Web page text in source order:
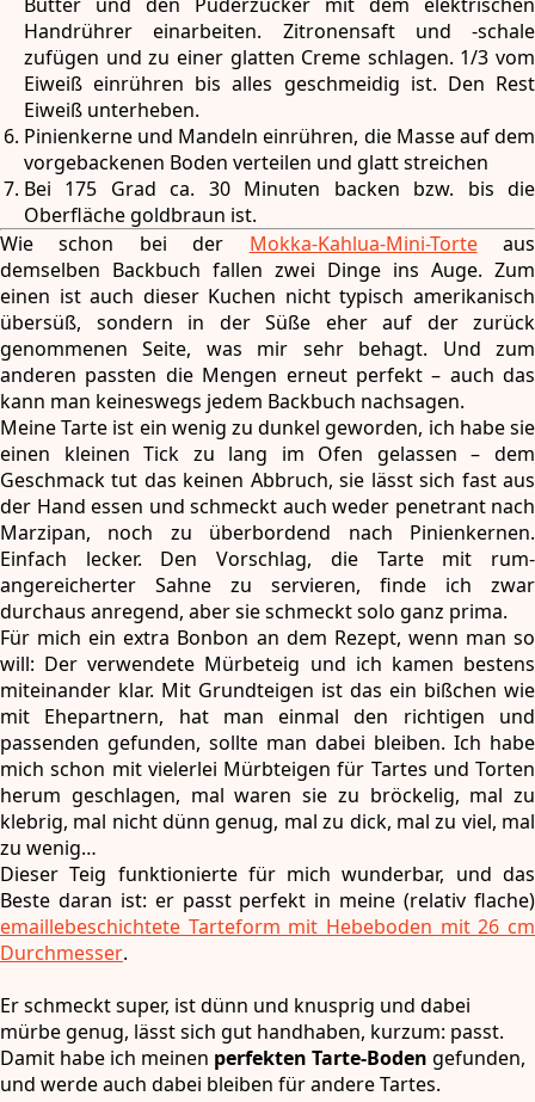
Handrührer einarbeiten. Zitronensaft und -schale
zufügen und zu einer glatten Creme schlagen. 1/3 vom
Eiweiß einrühren bis alles geschmeidig ist. Den Rest
Eiweiß unterheben.
Pinienkerne und Mandeln einrühren, die Masse auf dem
vorgebackenen Boden verteilen und glatt streichen
Bei 175 Grad ca. 30 Minuten backen bzw. bis die
Oberfläche goldbraun ist.
Wie schon bei der Mokka-Kahlua-Mini-Torteaus
demselben Backbuch fallen zwei Dinge ins Auge. Zum
einen ist auch dieser Kuchen nicht typisch amerikanisch
übersüß, sondern in der Süße eher auf der zurück
genommenen Seite, was mir sehr behagt. Und zum
anderen passten die Mengen erneut perfekt – auch das
kann man keineswegs jedem Backbuch nachsagen.
Meine Tarte ist ein wenig zu dunkel geworden, ich habe sie
einen kleinen Tick zu lang im Ofen gelassen – dem
Geschmack tut das keinen Abbruch, sie lässt sich fast aus
der Hand essen und schmeckt auch weder penetrant nach
Marzipan, noch zu überbordend nach Pinienkernen.
Einfach lecker. Den Vorschlag, die Tarte mit rum-
angereicherter Sahne zu servieren, finde ich zwar
durchaus anregend, aber sie schmeckt solo ganz prima.
Für mich ein extra Bonbon an dem Rezept, wenn man so
will: Der verwendete Mürbeteig und ich kamen bestens
miteinander klar. Mit Grundteigen ist das ein bißchen wie
mit Ehepartnern, hat man einmal den richtigen und
passenden gefunden, sollte man dabei bleiben. Ich habe
mich schon mit vielerlei Mürbteigen für Tartes und Torten
herum geschlagen, mal waren sie zu bröckelig, mal zu
klebrig, mal nicht dünn genug, mal zu dick, mal zu viel, mal
zu wenig…
Dieser Teig funktionierte für mich wunderbar, und das
Beste daran ist: er passt perfekt in meine (relativ flache)
emaillebeschichtete Tarteform mit Hebeboden mit 26 cm
Durchmesser.
Er schmeckt super, ist dünn und knusprig und dabei
mürbe genug, lässt sich gut handhaben, kurzum: passt.
Damit habe ich meinen perfekten Tarte-Boden gefunden,
und werde auch dabei bleiben für andere Tartes.